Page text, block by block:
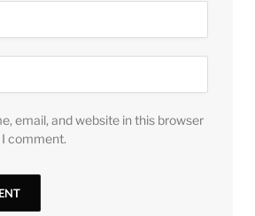
email, and website in this browser
comment.